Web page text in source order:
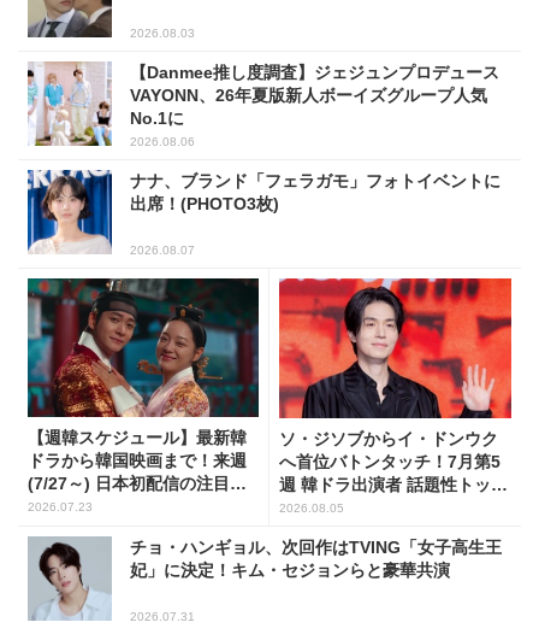
2026.08.03
【Danmee推し度調査】ジェジュンプロデュース
VAYONN、26年夏版新人ボーイズグループ人気
No.1に
2026.08.06
ナナ、ブランド「フェラガモ」フォトイベントに
出席！(PHOTO3枚)
2026.08.07
【週韓スケジュール】最新韓
ドラから韓国映画まで！来週
(7/27～) 日本初配信の注目作3
選
2026.07.23
ソ・ジソブからイ・ドンウク
へ首位バトンタッチ！7月第5
週 韓ドラ出演者 話題性トップ
5
2026.08.05
チョ・ハンギョル、次回作はTVING「女子高生王
妃」に決定！キム・セジョンらと豪華共演
2026.07.31